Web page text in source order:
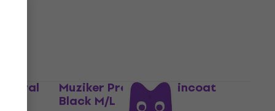
Muziker Premium Raincoat
Black M/L